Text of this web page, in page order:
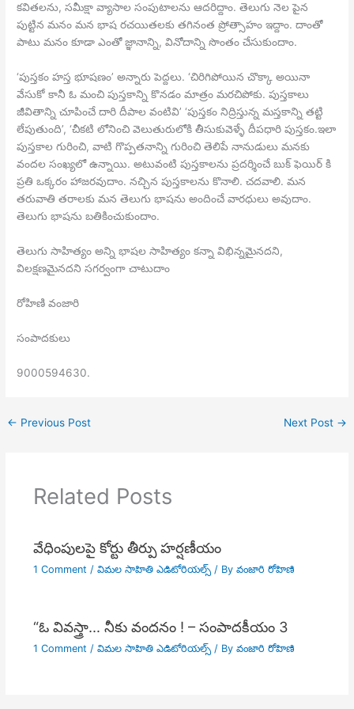
కవితలను, సమీక్షా వ్యాసాల సంపుటాలను ఆదరిద్దాం. తెలుగు నెల పైన
పుట్టిన మనం మన భాష రచయితలకు తగినంత ప్రోత్సాహం ఇద్దాం. దాంతో
పాటు మనం కూడా ఎంతో జ్ఞానాన్ని, వినోదాన్ని సొంతం చేసుకుందాం.
‘పుస్తకం హస్త భూషణం’ అన్నారు పెద్దలు. ‘చిరిగిపోయిన చొక్కా అయినా
వేసుకో కానీ ఓ మంచి పుస్తకాన్ని కొనడం మాత్రం మరచిపోకు. పుస్తకాలు
జీవితాన్ని చూపించే దారి దీపాల వంటివి’ ‘పుస్తకం నిద్రిస్తున్న మస్తకాన్ని తట్టి
లేపుతుంది’, ‘చీకటి లోనించి వెలుతురులోకి తీసుకువెళ్ళే దీపధారి పుస్తకం.ఇలా
పుస్తకాల గురించి, వాటి గొప్పతనాన్ని గురించి తెలిపే నానుడులు మనకు
వందల సంఖ్యలో ఉన్నాయి. అటువంటి పుస్తకాలను ప్రదర్శించే బుక్ ఫెయిర్ కి
ప్రతి ఒక్కరం హాజరవుదాం. నచ్చిన పుస్తకాలను కొనాలి. చదవాలి. మన
తరువాతి తరాలకు మన తెలుగు భాషను అందించే వారధులు అవుదాం.
తెలుగు భాషను బతికించుకుందాం.
తెలుగు సాహిత్యం అన్ని భాషల సాహిత్యం కన్నా విభిన్నమైనదని,
విలక్షణమైనదని సగర్వంగా చాటుదాం
రోహిణి వంజారి
సంపాదకులు
9000594630.
← Previous Post Next Post →
Related Posts
వేధింపులపై కోర్టు తీర్పు హర్షణీయం
1 Comment / విమల సాహితి ఎడిటోరియల్స్/ By వంజారి రోహిణి
“ఓ వివస్త్రా… నీకు వందనం ! – సంపాదకీయం 3
1 Comment / విమల సాహితి ఎడిటోరియల్స్/ By వంజారి రోహిణి